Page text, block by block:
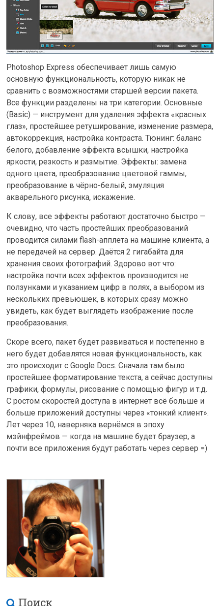
Photoshop Express обеспечивает лишь самую
основную функциональность, которую никак не
сравнить с возможностями старшей версии пакета.
Все функции разделены на три категории. Основные
(Basic) — инструмент для удаления эффекта «красных
глаз», простейшее ретуширование, изменение размера,
автокоррекция, настройка контраста. Тюнинг: баланс
белого, добавление эффекта всышки, настройка
яркости, резкость и размытие. Эффекты: замена
одного цвета, преобразование цветовой гаммы,
преобразование в чёрно-белый, эмуляция
акварельного рисунка, искажение.
К слову, все эффекты работают достаточно быстро —
очевидно, что часть простейших преобразований
проводится силами flash-апплета на машине клиента, а
не передачей на сервер. Даётся 2 гигабайта для
хранения своих фотографий. Здорово вот что:
настройка почти всех эффектов производится не
ползунками и указанием цифр в полях, а выбором из
нескольких превьюшек, в которых сразу можно
увидеть, как будет выглядеть изображение после
преобразования.
Скоре всего, пакет будет развиваться и постепенно в
него будет добавлятся новая функциональность, как
это происходит с Google Docs. Сначала там было
простейшее форматирование текста, а сейчас доступны
графики, формулы, рисование с помощью фигур и т.д.
С ростом скоростей доступа в интернет всё больше и
больше приложений доступны через «тонкий клиент».
Лет через 10, наверняка вернёмся в эпоху
мэйнфреймов — когда на машине будет браузер, а
почти все приложения будут работать через сервер =)
Поиск